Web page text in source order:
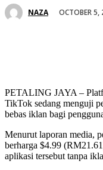
NAZA OCTOBER 5,
PETALING JAYA –
TikTok sedang menguji
bebas iklan bagi
Menurut laporan media,
berharga $4.99
aplikasi tersebut tanpa